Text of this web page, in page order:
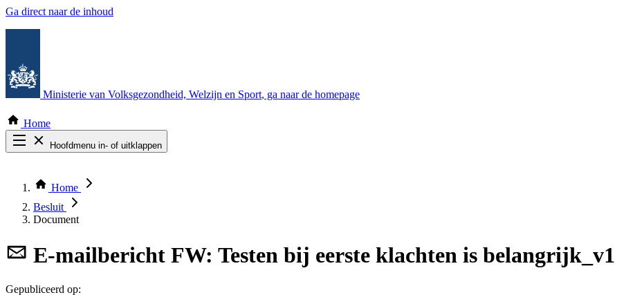
Ga direct naar de inhoud
Ministerie van Volksgezondheid, Welzijn en Sport, ga naar de homepage
Home
Hoofdmenu in- of uitklappen
Thema COVID-19
Bekijk per bestuursorgaan
Home
Besluit
Document
E-mailbericht FW: Testen bij eerste klachten is belangrijk_v1
Gepubliceerd op: